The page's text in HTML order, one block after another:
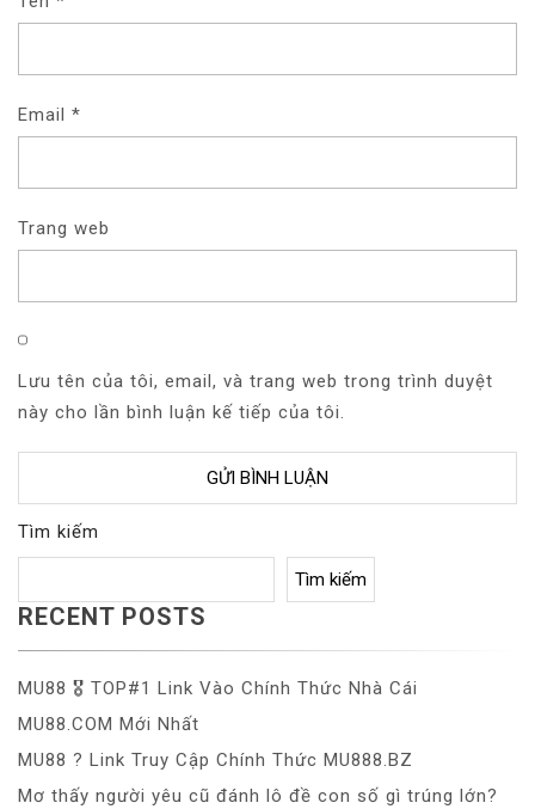
Email *
Trang web
Lưu tên của tôi, email, và trang web trong trình duyệt
này cho lần bình luận kế tiếp của tôi.
Tìm kiếm
Tìm kiếm
RECENT POSTS
MU88 🎖️ TOP#1 Link Vào Chính Thức Nhà Cái
MU88.COM Mới Nhất
MU88 ?️ Link Truy Cập Chính Thức MU888.BZ
Mơ thấy người yêu cũ đánh lô đề con số gì trúng lớn?